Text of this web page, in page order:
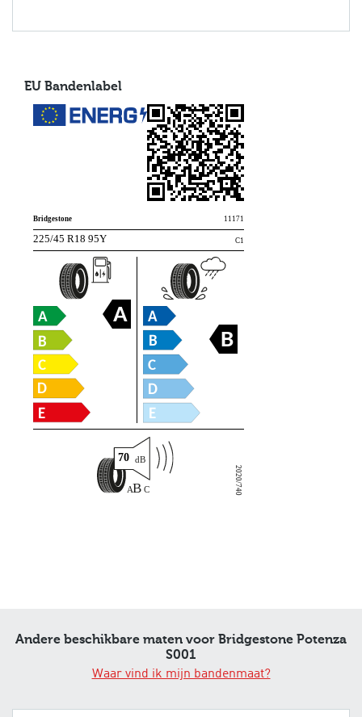
EU Bandenlabel
Bridgestone 11171
225/45 R18 95Y C1
A
B
2020/740
70
Andere beschikbare maten voor Bridgestone Potenza
S001
Waar vind ik mijn bandenmaat?